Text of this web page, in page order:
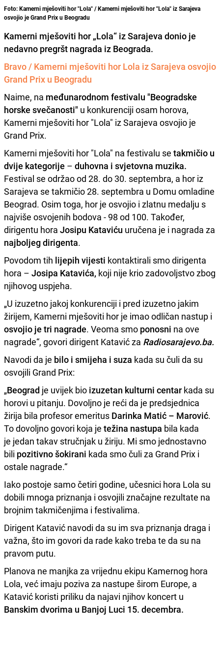
Foto: Kamerni mješoviti hor "Lola" / Kamerni mješoviti hor "Lola" iz Sarajeva
osvojio je Grand Prix u Beogradu
Kamerni mješoviti hor „Lola“ iz Sarajeva donio je
nedavno pregršt nagrada iz Beograda.
Bravo / Kamerni mješoviti hor Lola iz Sarajeva osvojio
Grand Prix u Beogradu
Naime, na međunarodnom festivalu "Beogradske
horske svečanosti" u konkurenciji osam horova,
Kamerni mješoviti hor "Lola" iz Sarajeva osvojio je
Grand Prix.
Kamerni mješoviti hor "Lola" na festivalu se takmičio u
dvije kategorije – duhovna i svjetovna muzika.
Festival se održao od 28. do 30. septembra, a hor iz
Sarajeva se takmičio 28. septembra u Domu omladine
Beograd. Osim toga, hor je osvojio i zlatnu medalju s
najviše osvojenih bodova - 98 od 100. Također,
dirigentu hora Josipu Kataviću uručena je i nagrada za
najboljeg dirigenta.
Povodom tih lijepih vijesti kontaktirali smo dirigenta
hora – Josipa Katavića, koji nije krio zadovoljstvo zbog
njihovog uspjeha.
„U izuzetno jakoj konkurenciji i pred izuzetno jakim
žirijem, Kamerni mješoviti hor je imao odličan nastup i
osvojio je tri nagrade. Veoma smo ponosni na ove
nagrade“, govori dirigent Katavić za Radiosarajevo.ba.
Navodi da je bilo i smijeha i suza kada su čuli da su
osvojili Grand Prix:
„Beograd je uvijek bio izuzetan kulturni centar kada su
horovi u pitanju. Dovoljno je reći da je predsjednica
žirija bila profesor emeritus Darinka Matić – Marović.
To dovoljno govori koja je težina nastupa bila kada
je jedan takav stručnjak u žiriju. Mi smo jednostavno
bili pozitivno šokirani kada smo čuli za Grand Prix i
ostale nagrade.“
Iako postoje samo četiri godine, učesnici hora Lola su
dobili mnoga priznanja i osvojili značajne rezultate na
brojnim takmičenjima i festivalima.
Dirigent Katavić navodi da su im sva priznanja draga i
važna, što im govori da rade kako treba te da su na
pravom putu.
Planova ne manjka za vrijednu ekipu Kamernog hora
Lola, već imaju poziva za nastupe širom Europe, a
Katavić koristi priliku da najavi njihov koncert u
Banskim dvorima u Banjoj Luci 15. decembra.